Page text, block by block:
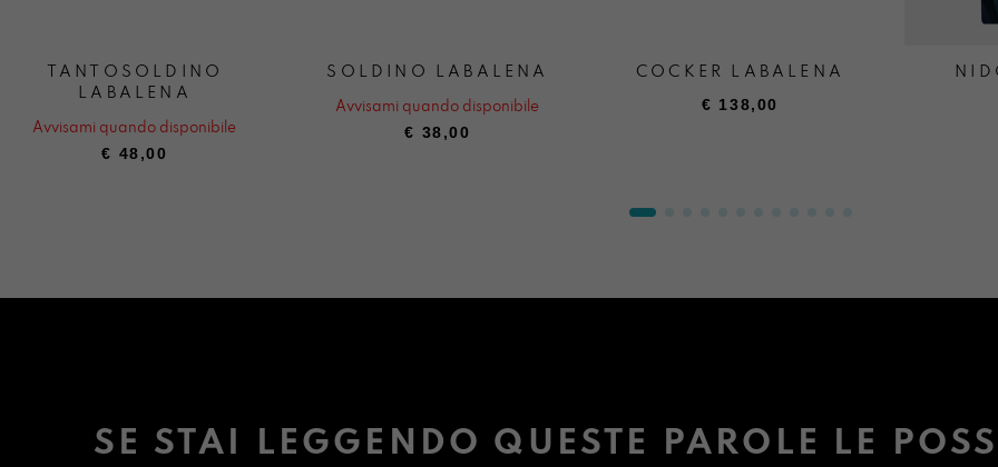
TANTOSOLDINO
LABALENA
Avvisami quando disponibile
€ 48,00
SOLDINO LABALENA
Avvisami quando disponibile
€ 38,00
COCKER LABALENA
€ 138,00
SE STAI LEGGENDO QUESTE PAROLE LE